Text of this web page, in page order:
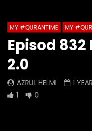
0
Episod 1332 My
2.0
23 HOURS AGO - LUD:
0
0
MY #QURANTIME MY
Episod
2.0
AZRUL HELMI 1
1
0